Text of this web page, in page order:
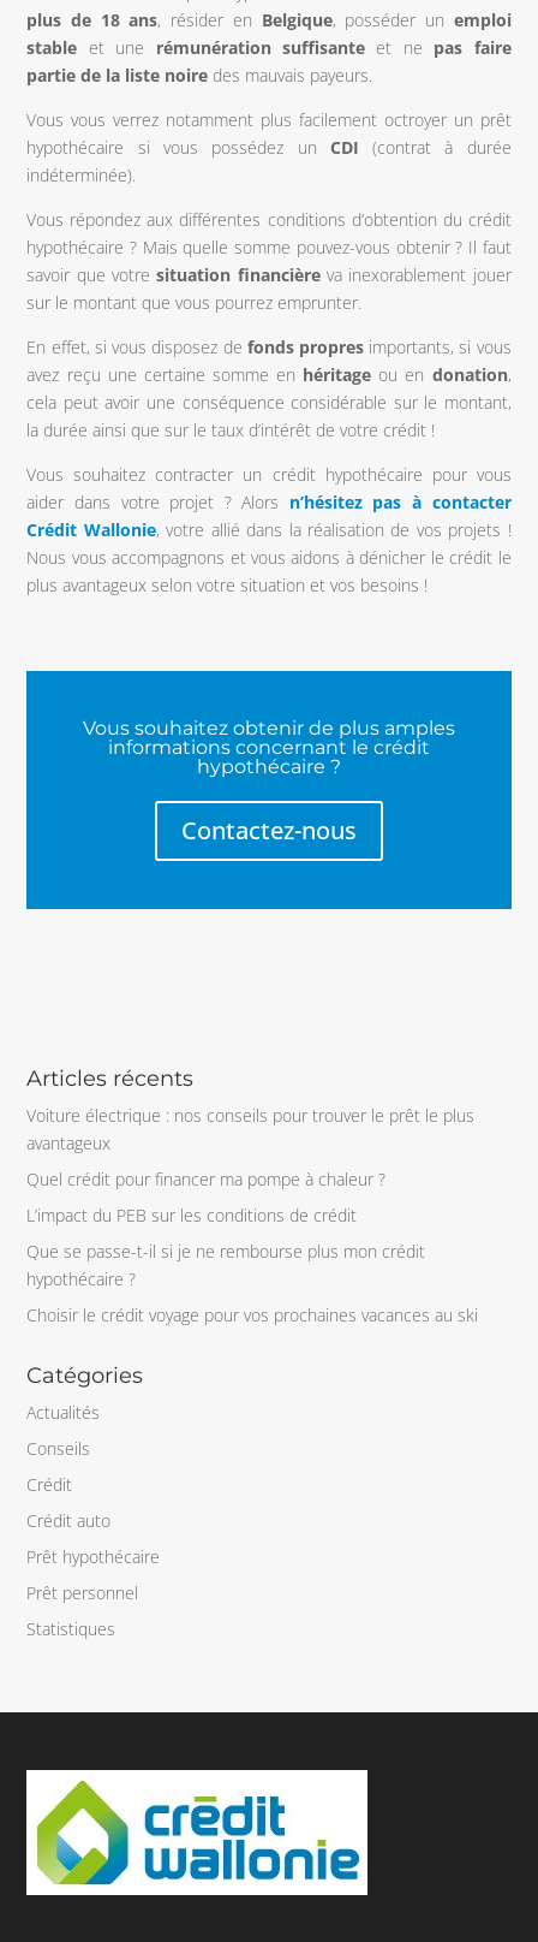
plus de 18 ans, résider en Belgique, posséder un emploi
stable et une rémunération suffisante et ne pas faire
partie de la liste noire des mauvais payeurs.
Vous vous verrez notamment plus facilement octroyer un prêt
hypothécaire si vous possédez un CDI (contrat à durée
indéterminée).
Vous répondez aux différentes conditions d’obtention du crédit
hypothécaire ? Mais quelle somme pouvez-vous obtenir ? Il faut
savoir que votresituation financièreva inexorablement jouer
sur le montant que vous pourrez emprunter.
En effet, si vous disposez de fonds propresimportants, si vous
avez reçu une certaine somme en héritage ou en donation,
cela peut avoir une conséquence considérable sur le montant,
la durée ainsi que sur le taux d’intérêt de votre crédit !
Vous souhaitez contracter un crédit hypothécaire pour vous
aider dans votre projet ? Alors n’hésitez pas à contacter
Crédit Wallonie, votre allié dans la réalisation de vos projets !
Nous vous accompagnons et vous aidons à dénicher le crédit le
plus avantageux selon votre situation et vos besoins !
Vous souhaitez obtenir de plus amples
informations concernant le crédit
hypothécaire ?
Contactez-nous
Articles récents
Voiture électrique : nos conseils pour trouver le prêt le plus
avantageux
Quel crédit pour financer ma pompe à chaleur ?
L’impact du PEB sur les conditions de crédit
Que se passe-t-il si je ne rembourse plus mon crédit
hypothécaire ?
Choisir le crédit voyage pour vos prochaines vacances au ski
Catégories
Actualités
Conseils
Crédit
Crédit auto
Prêt hypothécaire
Prêt personnel
Statistiques